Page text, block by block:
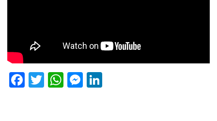
Facebook
Twitter
WhatsApp
Messenger